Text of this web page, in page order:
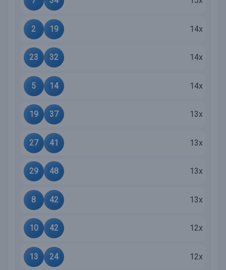
2 19 14x
23 32 14x
5 14 14x
19 37 13x
27 41 13x
29 48 13x
8 42 13x
10 42 12x
13 24 12x